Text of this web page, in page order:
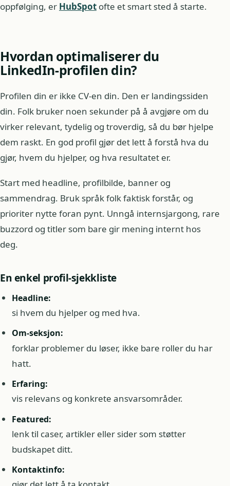
oppfølging, er HubSpot ofte et smart sted å starte.
Hvordan optimaliserer du
LinkedIn-profilen din?
Profilen din er ikke CV-en din. Den er landingssiden
din. Folk bruker noen sekunder på å avgjøre om du
virker relevant, tydelig og troverdig, så du bør hjelpe
dem raskt. En god profil gjør det lett å forstå hva du
gjør, hvem du hjelper, og hva resultatet er.
Start med headline, profilbilde, banner og
sammendrag. Bruk språk folk faktisk forstår, og
prioriter nytte foran pynt. Unngå internsjargong, rare
buzzord og titler som bare gir mening internt hos
deg.
En enkel profil-sjekkliste
Headline:
si hvem du hjelper og med hva.
Om-seksjon:
forklar problemer du løser, ikke bare roller du har
hatt.
Erfaring:
vis relevans og konkrete ansvarsområder.
Featured:
lenk til caser, artikler eller sider som støtter
budskapet ditt.
Kontaktinfo: